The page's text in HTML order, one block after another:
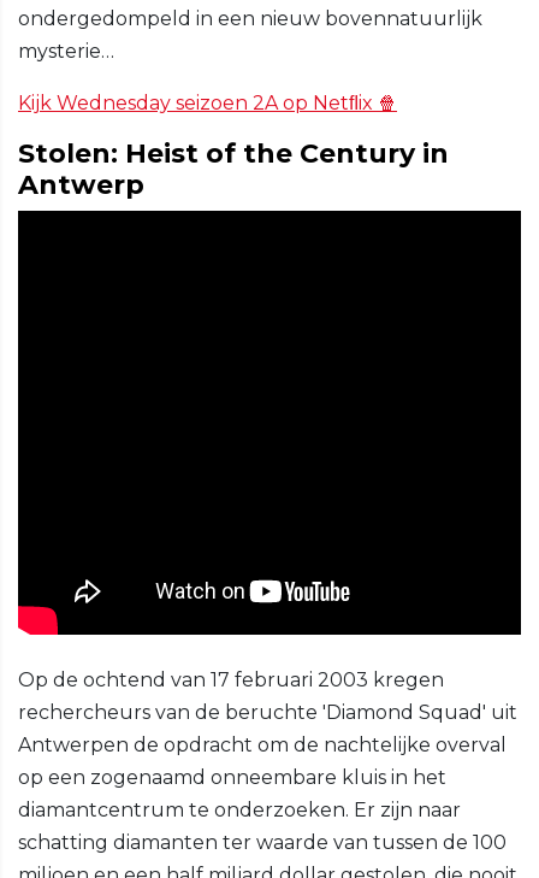
ondergedompeld in een nieuw bovennatuurlijk
mysterie…
Kijk Wednesday seizoen 2A op Netﬂix 🍿
Stolen: Heist of the Century in
Antwerp
Op de ochtend van 17 februari 2003 kregen
rechercheurs van de beruchte 'Diamond Squad' uit
Antwerpen de opdracht om de nachtelijke overval
op een zogenaamd onneembare kluis in het
diamantcentrum te onderzoeken. Er zijn naar
schatting diamanten ter waarde van tussen de 100